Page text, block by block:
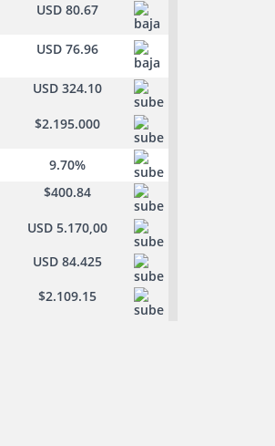
USD 80.67
USD 76.96
USD 324.10
$2.195.000
9.70%
$400.84
USD 5.170,00
USD 84.425
$2.109.15